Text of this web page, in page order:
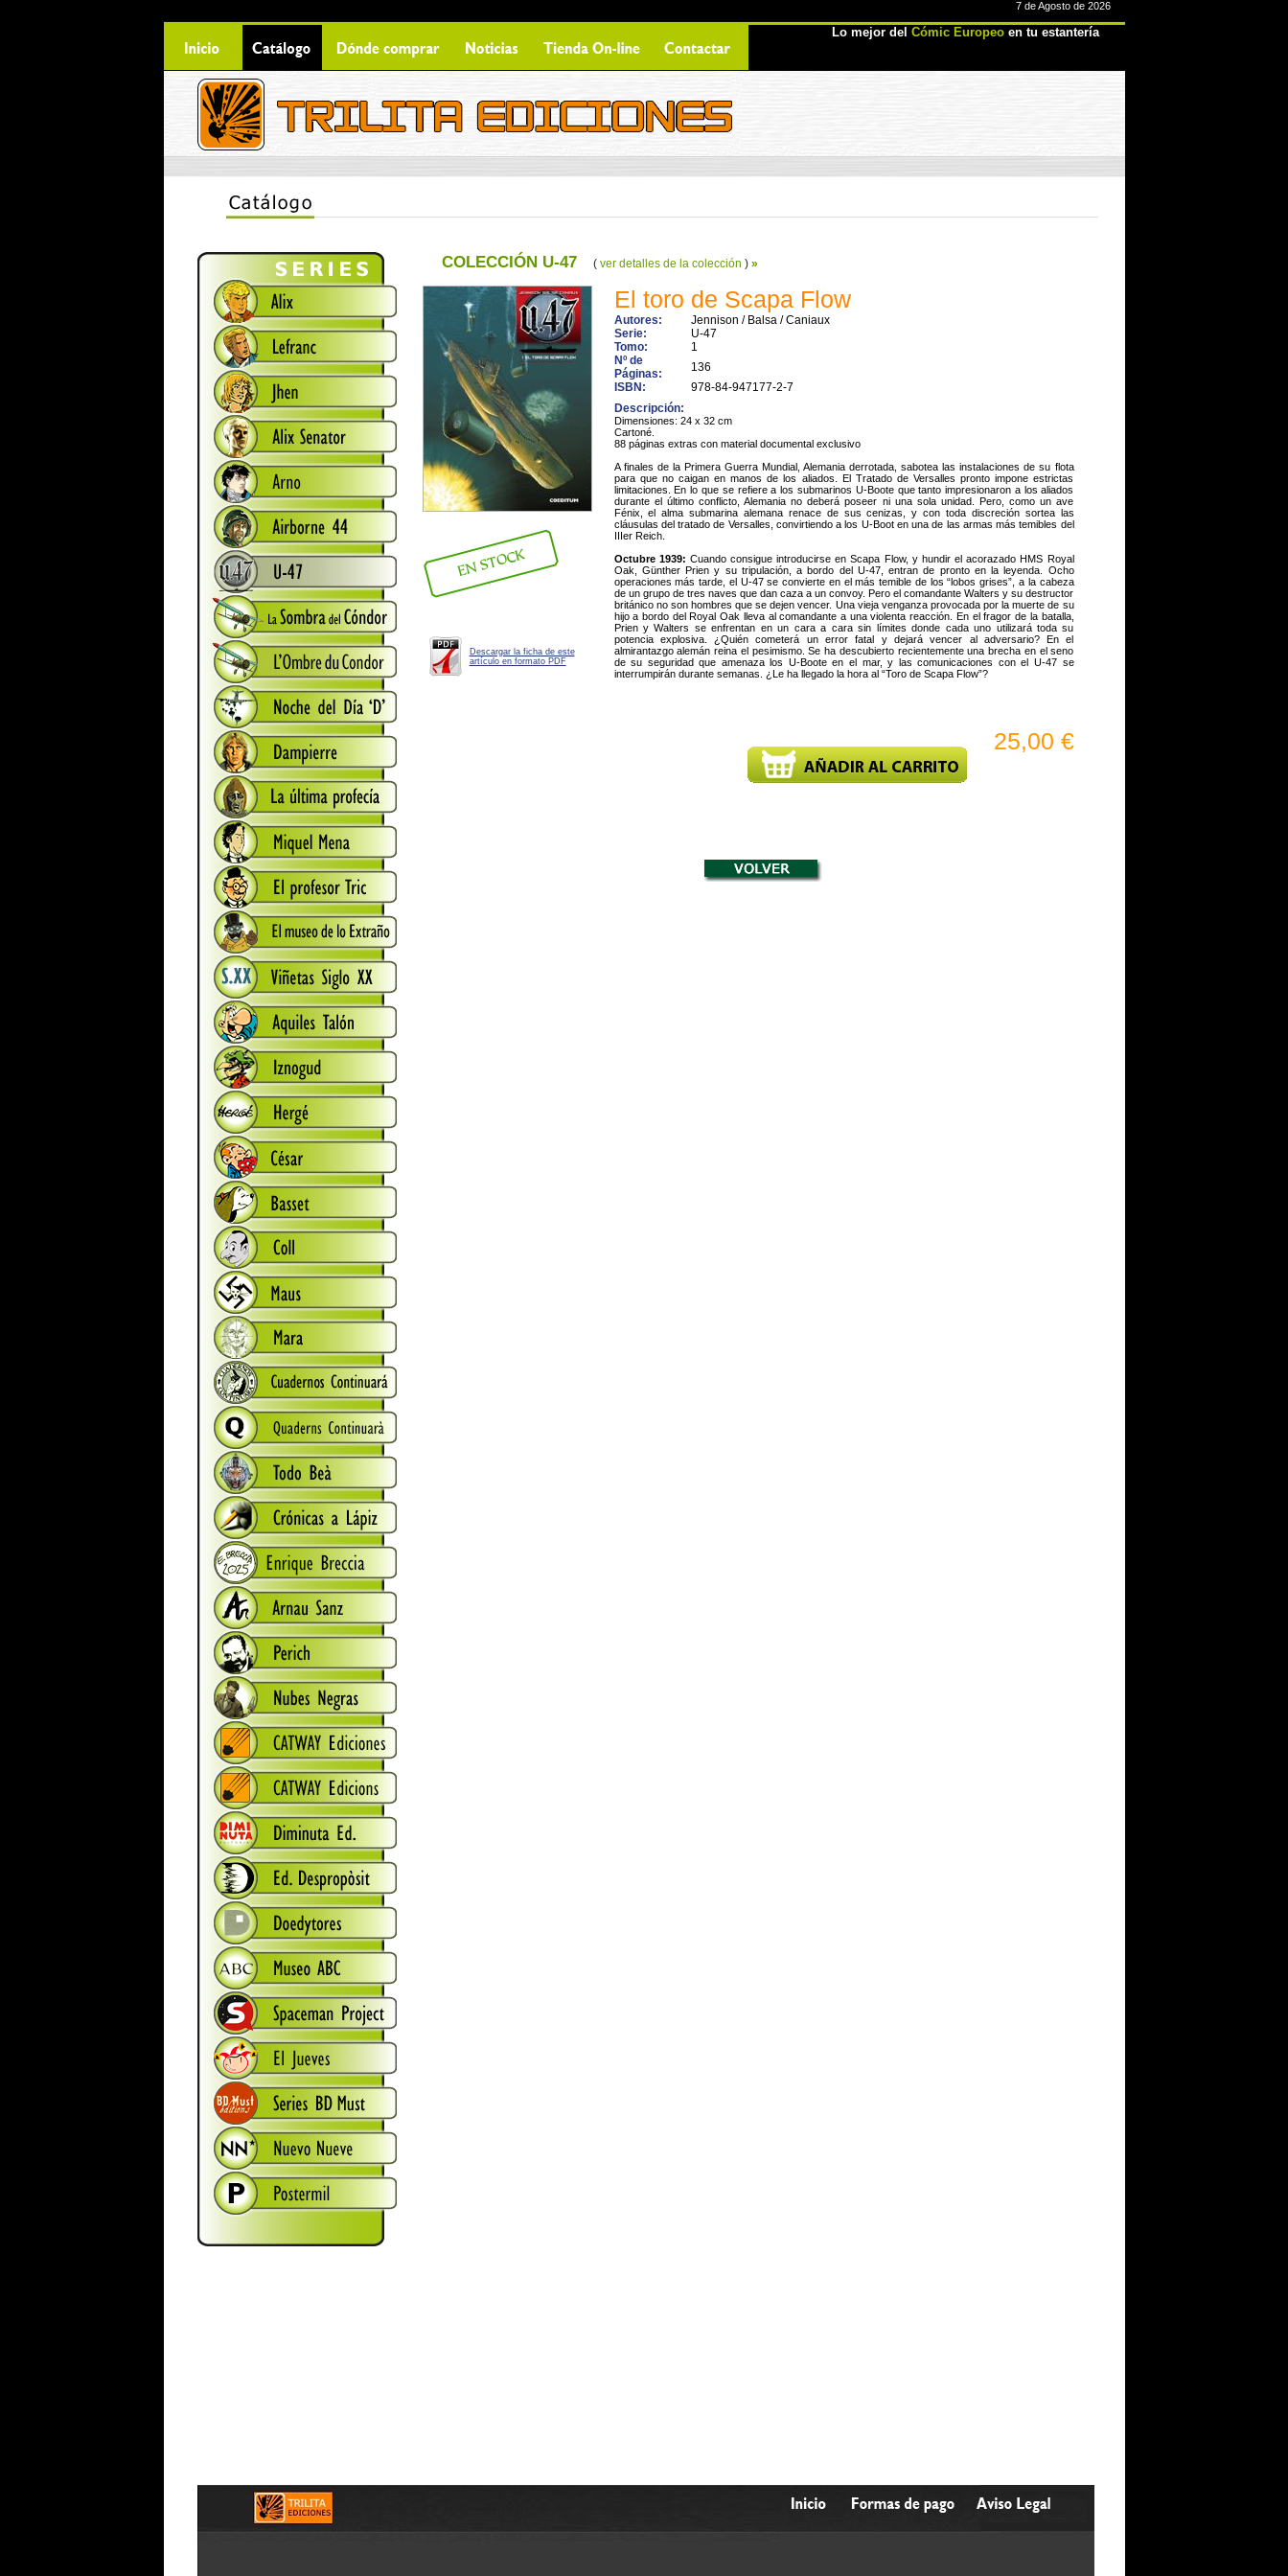
7 de Agosto de 2026
Lo mejor del Cómic Europeoen tu estantería
COLECCIÓN U-47 ( ver detalles de la colección ) »
Descargar la ficha de este
artículo en formato PDF
El toro de Scapa Flow
Autores:
Jennison / Balsa / Caniaux
Serie:
U-47
Tomo:
1
Nº de
Páginas:
136
ISBN:
978-84-947177-2-7
Descripción:
Dimensiones: 24 x 32 cm
Cartoné.
88 páginas extras con material documental exclusivo
A finales de la Primera Guerra Mundial, Alemania derrotada, sabotea las instalaciones de su flota
para que no caigan en manos de los aliados. El Tratado de Versalles pronto impone estrictas
limitaciones. En lo que se refiere a los submarinos U-Boote que tanto impresionaron a los aliados
durante el último conflicto, Alemania no deberá poseer ni una sola unidad. Pero, como un ave
Fénix, el alma submarina alemana renace de sus cenizas, y con toda discreción sortea las
cláusulas del tratado de Versalles, convirtiendo a los U-Boot en una de las armas más temibles del
IIIer Reich.
Octubre 1939: Cuando consigue introducirse en Scapa Flow, y hundir el acorazado HMS Royal
Oak, Günther Prien y su tripulación, a bordo del U-47, entran de pronto en la leyenda. Ocho
operaciones más tarde, el U-47 se convierte en el más temible de los “lobos grises”, a la cabeza
de un grupo de tres naves que dan caza a un convoy. Pero el comandante Walters y su destructor
británico no son hombres que se dejen vencer. Una vieja venganza provocada por la muerte de su
hijo a bordo del Royal Oak lleva al comandante a una violenta reacción. En el fragor de la batalla,
Prien y Walters se enfrentan en un cara a cara sin límites donde cada uno utilizará toda su
potencia explosiva. ¿Quién cometerá un error fatal y dejará vencer al adversario? En el
almirantazgo alemán reina el pesimismo. Se ha descubierto recientemente una brecha en el seno
de su seguridad que amenaza los U-Boote en el mar, y las comunicaciones con el U-47 se
interrumpirán durante semanas. ¿Le ha llegado la hora al “Toro de Scapa Flow”?
25,00 €